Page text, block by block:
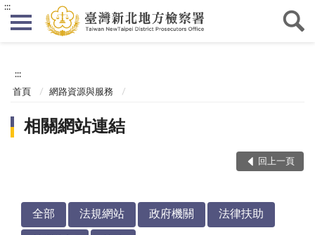
:::
:::
首頁 網路資源與服務
相關網站連結
回上一頁
全部 法規網站 政府機關 法律扶助